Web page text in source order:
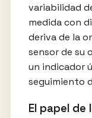
variabilidad
medida con
deriva de la
sensor de su
un indicador
seguimiento
El papel de